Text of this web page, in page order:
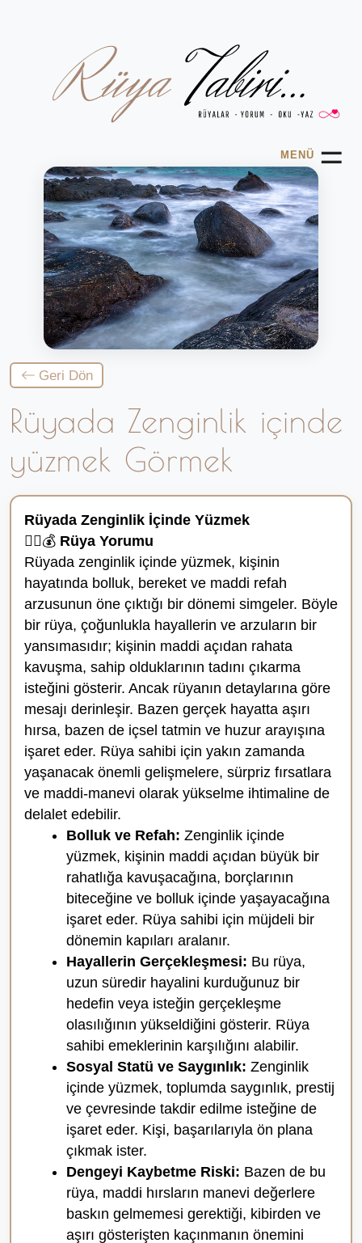
MENÜ ☰
Geri Dön
Rüyada Zenginlik içinde
yüzmek Görmek
Rüyada Zenginlik İçinde Yüzmek
🏊‍♂️💰 Rüya Yorumu
Rüyada zenginlik içinde yüzmek, kişinin
hayatında bolluk, bereket ve maddi refah
arzusunun öne çıktığı bir dönemi simgeler. Böyle
bir rüya, çoğunlukla hayallerin ve arzuların bir
yansımasıdır; kişinin maddi açıdan rahata
kavuşma, sahip olduklarının tadını çıkarma
isteğini gösterir. Ancak rüyanın detaylarına göre
mesajı derinleşir. Bazen gerçek hayatta aşırı
hırsa, bazen de içsel tatmin ve huzur arayışına
işaret eder. Rüya sahibi için yakın zamanda
yaşanacak önemli gelişmelere, sürpriz fırsatlara
ve maddi-manevi olarak yükselme ihtimaline de
delalet edebilir.
Bolluk ve Refah: Zenginlik içinde
yüzmek, kişinin maddi açıdan büyük bir
rahatlığa kavuşacağına, borçlarının
biteceğine ve bolluk içinde yaşayacağına
işaret eder. Rüya sahibi için müjdeli bir
dönemin kapıları aralanır.
Hayallerin Gerçekleşmesi: Bu rüya,
uzun süredir hayalini kurduğunuz bir
hedefin veya isteğin gerçekleşme
olasılığının yükseldiğini gösterir. Rüya
sahibi emeklerinin karşılığını alabilir.
Sosyal Statü ve Saygınlık: Zenginlik
içinde yüzmek, toplumda saygınlık, prestij
ve çevresinde takdir edilme isteğine de
işaret eder. Kişi, başarılarıyla ön plana
çıkmak ister.
Dengeyi Kaybetme Riski: Bazen de bu
rüya, maddi hırsların manevi değerlere
baskın gelmemesi gerektiği, kibirden ve
aşırı gösterişten kaçınmanın önemini